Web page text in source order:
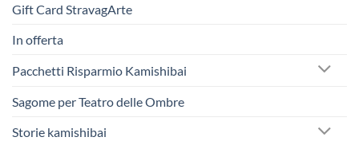
Gift Card StravagArte
In offerta
Pacchetti Risparmio Kamishibai
Sagome per Teatro delle Ombre
Storie kamishibai